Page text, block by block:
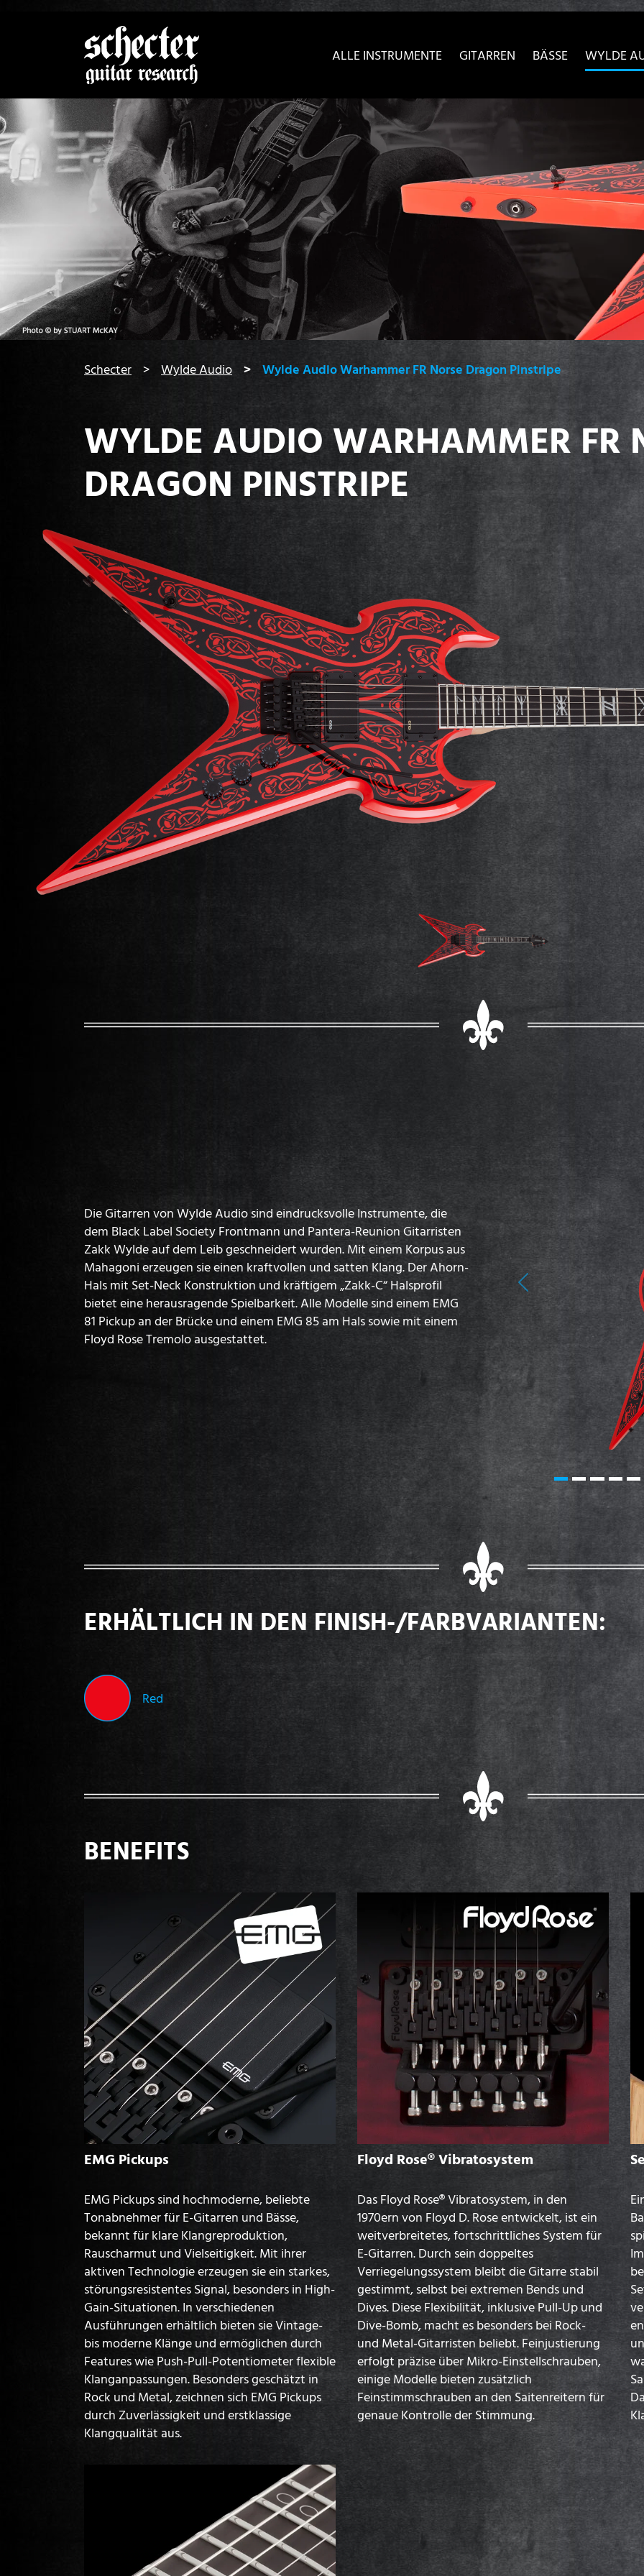
Zeige besser passende Version dieser SeiteDiese Meldung nicht
ALLE INSTRUMENTE GITARREN BÄSSE WYLDE
Schecter Wylde Audio Wylde Audio Warhammer FR Norse Dragon Pinstripe
WYLDE AUDIO WARHAMMER FR
DRAGON PINSTRIPE
Die Gitarren von Wylde Audio sind eindrucksvolle Instrumente, die
dem Black Label Society Frontmann und Pantera-Reunion Gitarristen
Zakk Wylde auf dem Leib geschneidert wurden. Mit einem Korpus aus
Mahagoni erzeugen sie einen kraftvollen und satten Klang. Der Ahorn-
Hals mit Set-Neck Konstruktion und kräftigem „Zakk-C“ Halsprofil
bietet eine herausragende Spielbarkeit. Alle Modelle sind einem EMG
81 Pickup an der Brücke und einem EMG 85 am Hals sowie mit einem
Floyd Rose Tremolo ausgestattet.
Previous
ERHÄLTLICH IN DEN FINISH-/FARBVARIANTEN:
Red
BENEFITS
EMG Pickups
EMG Pickups sind hochmoderne, beliebte
Tonabnehmer für E-Gitarren und Bässe,
bekannt für klare Klangreproduktion,
Rauscharmut und Vielseitigkeit. Mit ihrer
aktiven Technologie erzeugen sie ein starkes,
störungsresistentes Signal, besonders in High-
Gain-Situationen. In verschiedenen
Ausführungen erhältlich bieten sie Vintage-
bis moderne Klänge und ermöglichen durch
Features wie Push-Pull-Potentiometer flexible
Klanganpassungen. Besonders geschätzt in
Rock und Metal, zeichnen sich EMG Pickups
durch Zuverlässigkeit und erstklassige
Klangqualität aus.
Floyd Rose® Vibratosystem
Das Floyd Rose® Vibratosystem, in den
1970ern von Floyd D. Rose entwickelt, ist ein
weitverbreitetes, fortschrittliches System für
E-Gitarren. Durch sein doppeltes
Verriegelungssystem bleibt die Gitarre stabil
gestimmt, selbst bei extremen Bends und
Dives. Diese Flexibilität, inklusive Pull-Up und
Dive-Bomb, macht es besonders bei Rock-
und Metal-Gitarristen beliebt. Feinjustierung
erfolgt präzise über Mikro-Einstellschrauben,
einige Modelle bieten zusätzlich
Feinstimmschrauben an den Saitenreitern für
genaue Kontrolle der Stimmung.